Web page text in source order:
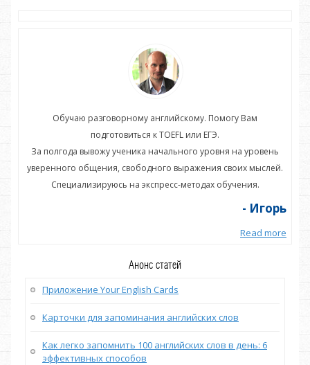
Обучаю разговорному английскому. Помогу Вам
подготовиться к TOEFL или ЕГЭ.
За полгода вывожу ученика начального уровня на уровень
уверенного общения, свободного выражения своих мыслей.
Специализируюсь на экспресс-методах обучения.
- Игорь
Read more
Анонс статей
Приложение Your English Cards
Карточки для запоминания английских слов
Как легко запомнить 100 английских слов в день: 6
эффективных способов